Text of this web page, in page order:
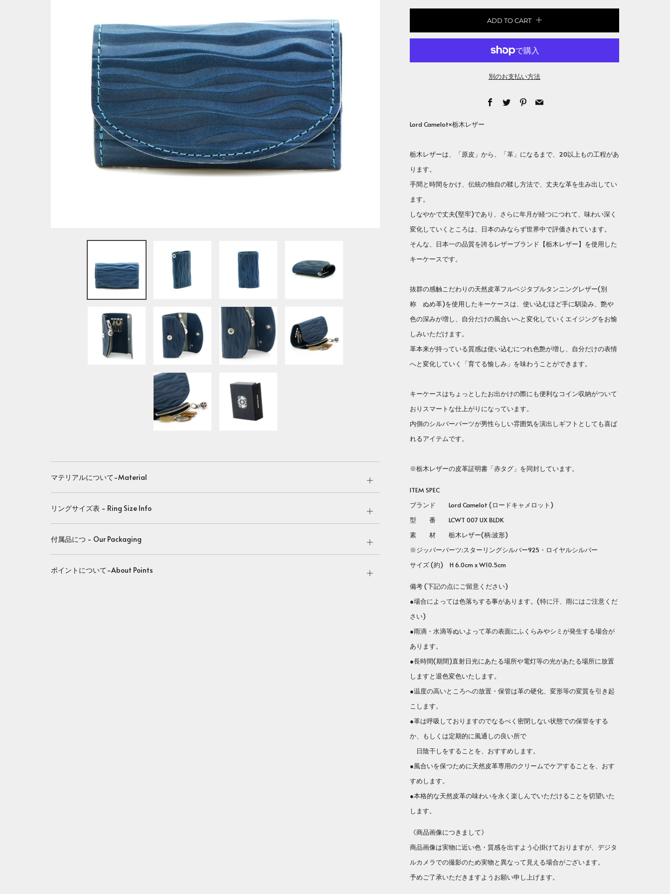
ADD TO CART
別のお支払い方法
Facebook
TwitterPinterest
Email
Lord Camelot×栃木レザー
栃木レザーは、「原皮」から、「革」になるまで、20以上もの工程があ
ります。
手間と時間をかけ、伝統の独自の鞣し方法で、丈夫な革を生み出してい
ます。
しなやかで丈夫(堅牢)であり、さらに年月が経つにつれて、味わい深く
変化していくところは、日本のみならず世界中で評価されています。
そんな、日本一の品質を誇るレザーブランド【栃木レザー】を使用した
キーケースです。
抜群の感触こだわりの天然皮革フルベジタブルタンニングレザー(別
称 ぬめ革)を使用したキーケースは、使い込むほど手に馴染み、艶や
色の深みが増し、自分だけの風合いへと変化していくエイジングをお愉
しみいただけます。
革本来が持っている質感は使い込むにつれ色艶が増し、自分だけの表情
へと変化していく「育てる愉しみ」を味わうことができます。
キーケースはちょっとしたお出かけの際にも便利なコイン収納がついて
おりスマートな仕上がりになっています。
内側のシルバーパーツが男性らしい雰囲気を演出しギフトとしても喜ば
れるアイテムです。
※栃木レザーの皮革証明書「赤タグ」を同封しています。
ITEM SPEC
ブランド Lord Camelot (ロードキャメロット)
型 番 LCWT 007 UX BLDK
素 材 栃木レザー(柄:波形)
※ジッパーパーツ:スターリングシルバー925・ロイヤルシルバー
サイズ (約) H 6.0cm x W10.5cm
備考 (下記の点にご留意ください)
●場合によっては色落ちする事があります。(特に汗、雨にはご注意くだ
さい)
●雨滴・水滴等ぬいよって革の表面にふくらみやシミが発生する場合が
あります。
●長時間(期間)直射日光にあたる場所や電灯等の光があたる場所に放置
しますと退色変色いたします。
●温度の高いところへの放置・保管は革の硬化、変形等の変質を引き起
こします。
●革は呼吸しておりますのでなるべく密閉しない状態での保管をする
か、もしくは定期的に風通しの良い所で
日陰干しをすることを、おすすめします。
●風合いを保つために天然皮革専用のクリームでケアすることを、おす
すめします。
●本格的な天然皮革の味わいを永く楽しんでいただけることを切望いた
します。
《商品画像につきまして》
商品画像は実物に近い色・質感を出すよう心掛けておりますが、デジタ
ルカメラでの撮影のため実物と異なって見える場合がございます。
予めご了承いただきますようお願い申し上げます。
マテリアルについて-Material
Open
tab
リングサイズ表 - Ring Size Info
Open
tab
付属品につ - Our Packaging
Open
tab
ポイントについて-About Points
Open